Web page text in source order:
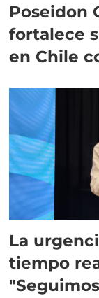
Poseidon
fortalece
en Chile
La
tiempo